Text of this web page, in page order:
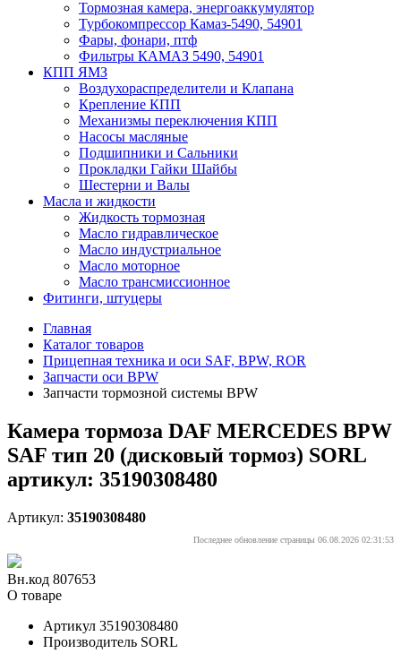
Тормозная камера, энергоаккумулятор
Турбокомпрессор Камаз-5490, 54901
Фары, фонари, птф
Фильтры КАМАЗ 5490, 54901
КПП ЯМЗ
Воздухораспределители и Клапана
Крепление КПП
Механизмы переключения КПП
Насосы масляные
Подшипники и Сальники
Прокладки Гайки Шайбы
Шестерни и Валы
Масла и жидкости
Жидкость тормозная
Масло гидравлическое
Масло индустриальное
Масло моторное
Масло трансмиссионное
Фитинги, штуцеры
Главная
Каталог товаров
Прицепная техника и оси SAF, BPW, ROR
Запчасти оси BPW
Запчасти тормозной системы BPW
Камера тормоза DAF MERCEDES BPW
SAF тип 20 (дисковый тормоз) SORL
артикул: 35190308480
Артикул: 35190308480
Последнее обновление страницы 06.08.2026 02:31:53
Вн.код 807653
О товаре
Артикул 35190308480
Производитель SORL